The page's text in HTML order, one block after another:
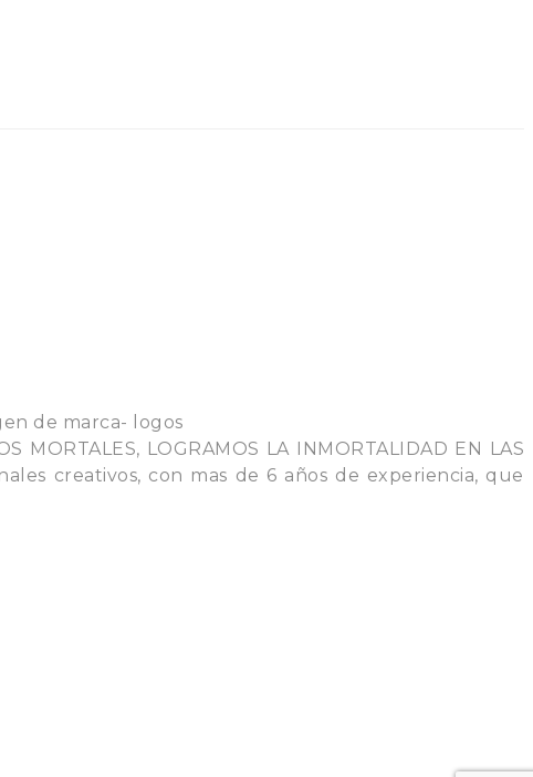
LOGRAMOS LA INMORTALIDAD EN LAS
creativos, con mas de 6 años de experiencia, que